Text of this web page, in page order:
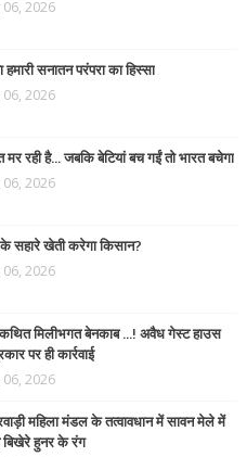
06, 2026
सनातन परंपरा का हिस्सा
06, 2026
रही है… जबकि बेटियां बच गईं तो भारत बचेगा
06, 2026
सहारे खेती करेगा किसान?
06, 2026
मिलीभगत बेनकाब ...! अवैध गेस्ट हाउस
पर ही कार्रवाई
06, 2026
महिला मंडल के तत्वावधान में सावन मेले में
हुनर के रंग